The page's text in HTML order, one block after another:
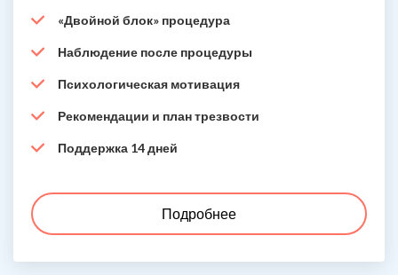
«Двойной блок» процедура
Наблюдение после процедуры
Психологическая мотивация
Рекомендации и план трезвости
Поддержка 14 дней
Подробнее